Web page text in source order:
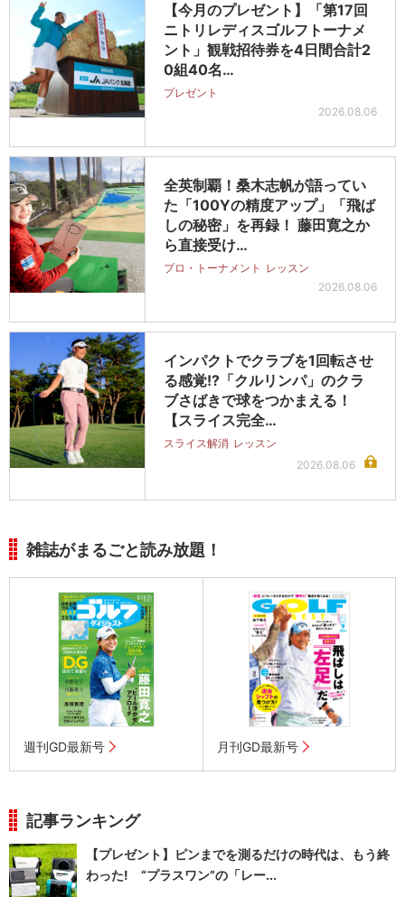
【今月のプレゼント】「第17回
ニトリレディスゴルフトーナメ
ント」観戦招待券を4日間合計2
0組40名…
プレゼント
2026.08.06
全英制覇！桑木志帆が語ってい
た「100Yの精度アップ」「飛ば
しの秘密」を再録！ 藤田寛之か
ら直接受け…
プロ・トーナメント レッスン
2026.08.06
インパクトでクラブを1回転させ
る感覚!?「クルリンパ」のクラ
ブさばきで球をつかまえる！
【スライス完全…
スライス解消 レッスン
2026.08.06
雑誌がまるごと読み放題！
週刊GD最新号 月刊GD最新号
記事ランキング
【プレゼント】ピンまでを測るだけの時代は、もう終
わった! “プラスワン”の「レー...